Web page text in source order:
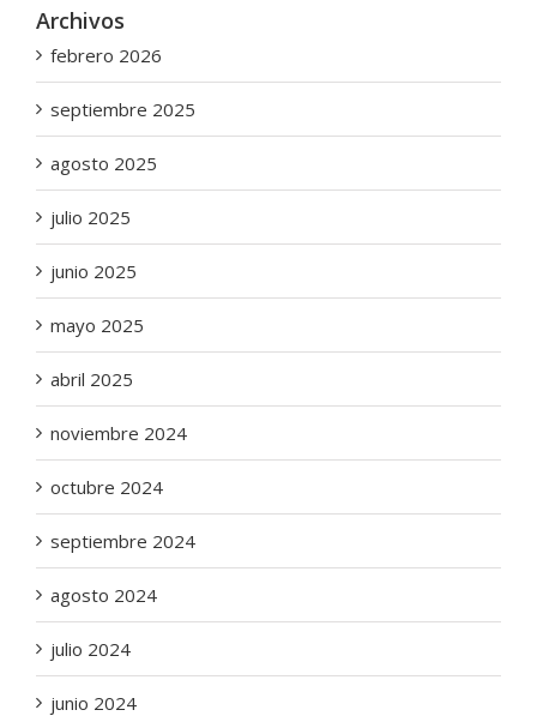
Archivos
febrero 2026
septiembre 2025
agosto 2025
julio 2025
junio 2025
mayo 2025
abril 2025
noviembre 2024
octubre 2024
septiembre 2024
agosto 2024
julio 2024
junio 2024